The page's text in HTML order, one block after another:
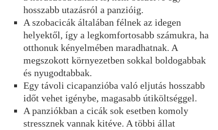
hosszabb utazásról a panzióig.
A szobacicák általában félnek az idegen
helyektől, így a legkomfortosabb számukra, ha
otthonuk kényelmében maradhatnak. A
megszokott környezetben sokkal boldogabbak
és nyugodtabbak.
Egy távoli cicapanzióba való eljutás hosszabb
időt vehet igénybe, magasabb útiköltséggel.
A panziókban a cicák sok esetben komoly
stressznek vannak kitéve. A többi állat